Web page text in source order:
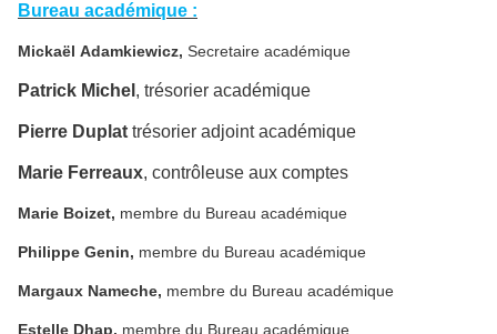
Bureau académique :
Mickaël Adamkiewicz, Secretaire académique
Patrick Michel , trésorier académique
Pierre Duplat trésorier adjoint académique
Marie Ferreaux, contrôleuse aux comptes
Marie Boizet, membre du Bureau académique
Philippe Genin, membre du Bureau académique
Margaux Nameche, membre du Bureau académique
Estelle Dhap, membre du Bureau académique